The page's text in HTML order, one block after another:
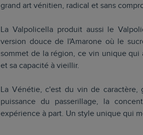
grand art vénitien, radical et sans
La Valpolicella produit aussi le
version douce de l'Amarone où le
sommet de la région, ce vin unique qui
et sa capacité à vieillir.
La Vénétie, c'est du vin de
puissance du passerillage, la
expérience à part. Un style unique qui